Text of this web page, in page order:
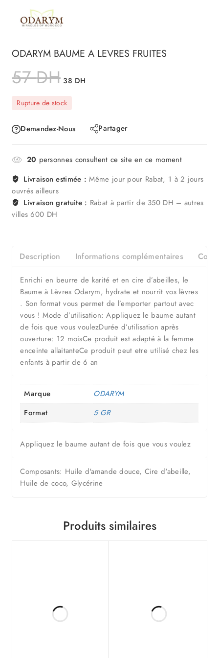
ODARYM BAUME A LEVRES FRUITES
57DH 38 DH
Rupture de stock
Demandez-Nous Partager
20 personnes consultent ce site en ce moment
Livraison estimée : Même jour pour Rabat, 1 à 2 jours
ouvrés ailleurs
Livraison gratuite : Rabat à partir de 350 DH – autres
villes 600 DH
Description Informations complémentaires
Enrichi en beurre de karité et en cire d’abeilles, le
Baume à Lèvres Odarym, hydrate et nourrit vos lèvres
. Son format vous permet de l’emporter partout avec
vous ! Mode d’utilisation: Appliquez le baume autant
de fois que vous voulezDurée d’utilisation après
ouverture: 12 moisCe produit est adapté à la femme
enceinte allaitanteCe produit peut etre utilisé chez les
enfants à partir de 6 an
Marque
ODARYM
Format
5 GR
Appliquez le baume autant de fois que vous voulez
Composants: Huile d'amande douce, Cire d'abeille,
Huile de coco, Glycérine
Produits similaires